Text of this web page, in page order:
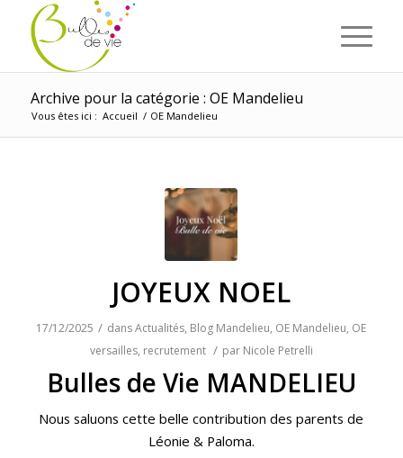
Archive pour la catégorie : OE Mandelieu
Vous êtes ici : Accueil / OE Mandelieu
JOYEUX NOEL
17/12/2025 / dansActualités, Blog Mandelieu, OE Mandelieu, OE
versailles, recrutement / par Nicole Petrelli
Bulles de Vie MANDELIEU
Nous saluons cette belle contribution des parents de
Léonie & Paloma.
Panneau de gestion des cookies